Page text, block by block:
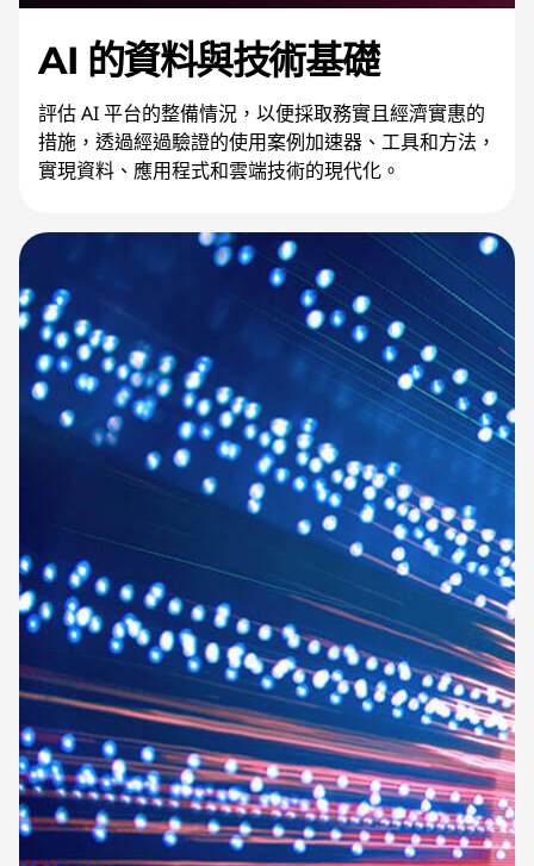
AI 的資料與技術基礎
評估 AI 平台的整備情況，以便採取務實且經濟實惠的
措施，透過經過驗證的使用案例加速器、工具和方法，
實現資料、應用程式和雲端技術的現代化。